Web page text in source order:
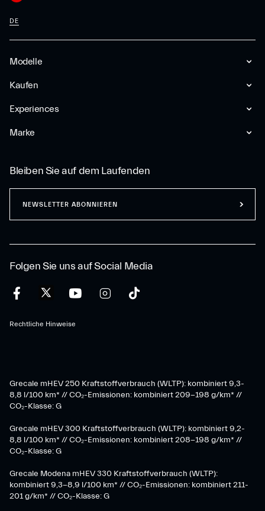
Modelle
Kaufen
Experiences
Marke
DE
Folgen Sie uns auf Social Media
Rechtliche Hinweise
Bleiben Sie auf dem Laufenden
NEWSLETTER ABONNIEREN
Grecale mHEV 250 Kraftstoffverbrauch (WLTP): kombiniert 9,3-
8,8 l/100 km* // CO₂-Emissionen: kombiniert 209-198 g/km* ​//
CO₂-Klasse: G
Grecale mHEV 300 Kraftstoffverbrauch (WLTP): kombiniert 9,2-
8,8 l/100 km* // CO₂-Emissionen: kombiniert 208-198 g/km* //
CO₂-Klasse: G
Grecale Modena mHEV 330 Kraftstoffverbrauch (WLTP):
kombiniert 9,3-8,9 l/100 km* // CO₂-Emissionen: kombiniert 211-
201 g/km* // CO₂-Klasse: G